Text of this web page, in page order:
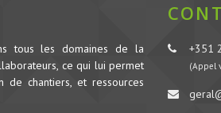
tous les domaines de la
ce qui lui permet
chantiers, et ressources
+351
(Appel